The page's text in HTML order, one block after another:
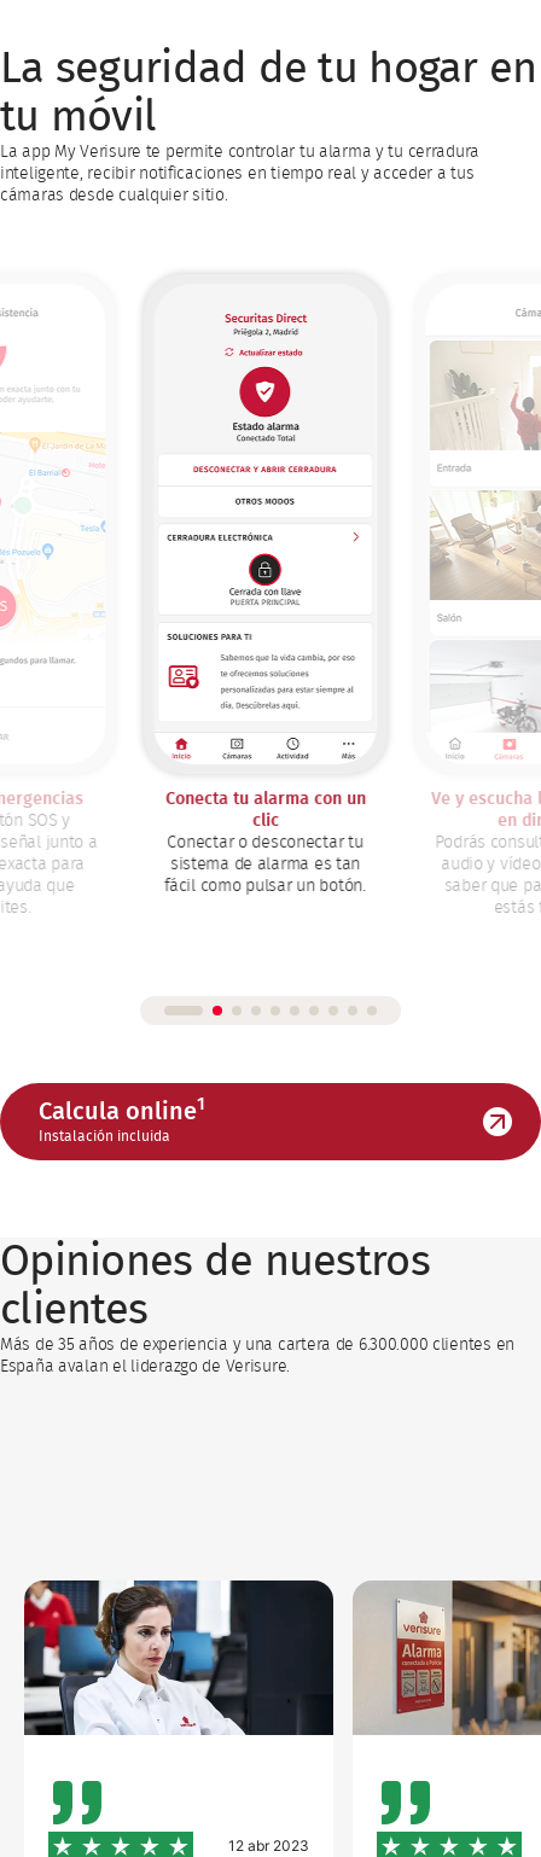
La seguridad de tu hogar en
tu móvil
La app My Verisure te permite controlar tu alarma y tu cerradura
inteligente, recibir notificaciones en tiempo real y acceder a tus
cámaras desde cualquier sitio.
con un
tu
es tan
un botón.
Ve y escucha lo que ocurre
en directo
Podrás consultar imágenes,
audio y vídeo en directo y
saber que pasa mientras
Controla
acceso
Decide
y cómo
permisos
Calcula online1
Instalación incluida
Opiniones de nuestros
clientes
Más de 35 años de experiencia y una cartera de 6.300.000 clientes en
España avalan el liderazgo de Verisure.
12 abr 2023